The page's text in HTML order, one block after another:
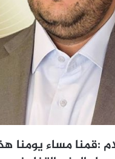
:قمنا مساء يومنا